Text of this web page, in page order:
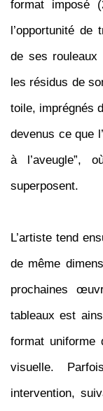
format imposé
l’opportunité
de ses rouleaux
les résidus de
toile, imprégnés
devenus ce que
à l’aveugle”,
superposent.
L’artiste tend
de même
prochaines
tableaux est
format uniforme
visuelle.
intervention,